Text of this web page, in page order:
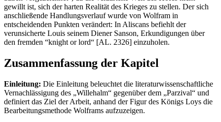
gewillt ist, sich der harten Realität des Krieges zu stellen. Der sich
anschließende Handlungsverlauf wurde von Wolfram in
entscheidenden Punkten verändert: In Aliscans befiehlt der
verunsicherte Louis seinem Diener Sanson, Erkundigungen über
den fremden “knight or lord“ [AL. 2326] einzuholen.
Zusammenfassung der Kapitel
Einleitung: Die Einleitung beleuchtet die literaturwissenschaftliche
Vernachlässigung des „Willehalm“ gegenüber dem „Parzival“ und
definiert das Ziel der Arbeit, anhand der Figur des Königs Loys die
Bearbeitungsmethode Wolframs aufzuzeigen.